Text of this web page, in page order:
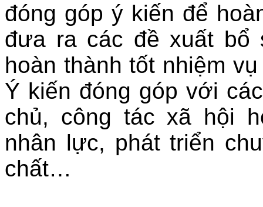
đóng góp ý kiến để
đưa ra các đề xuất bổ
hoàn thành tốt nhiệm
Ý kiến đóng góp với
chủ, công tác xã hội
nhân lực, phát triển
chất…